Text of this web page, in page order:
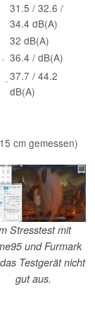
31.5 / 32.6 /
34.4 dB(A)
32 dB(A)
36.4 / dB(A)
37.7 / 44.2
dB(A)
cm gemessen)
Stresstest mit
und Furmark
Testgerät nicht
gut aus.